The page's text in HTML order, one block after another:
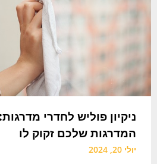
ניקיון פוליש לחדרי
המדרגות שלכם זקוק לו
יולי 20, 2024